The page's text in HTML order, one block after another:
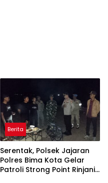
Berita
Serentak, Polsek Jajaran
Polres Bima Kota Gelar
Patroli Strong Point Rinjani